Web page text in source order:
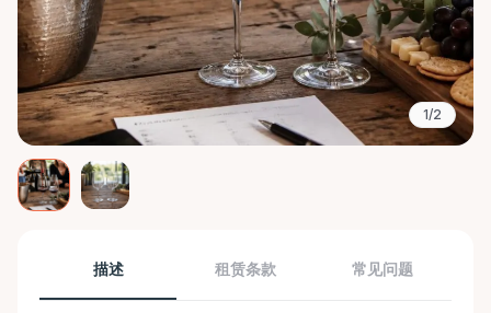
1/2
描述 租赁条款 常见问题